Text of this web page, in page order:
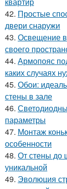
42. Простые
двери снаружи
43. Освещение в
своего
44. Армопояс
каких случаях
45. Обои:
стены в зале
46.
параметры
47. Монтаж
особенности
48. От стены до
уникальной
49. Эволюция